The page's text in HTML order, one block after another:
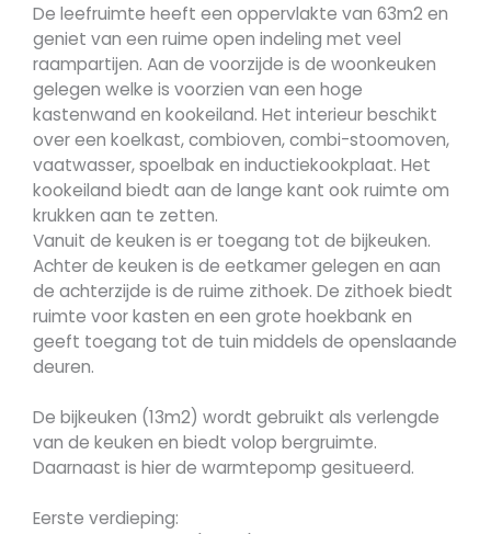
De leefruimte heeft een oppervlakte van 63m2 en
geniet van een ruime open indeling met veel
raampartijen. Aan de voorzijde is de woonkeuken
gelegen welke is voorzien van een hoge
kastenwand en kookeiland. Het interieur beschikt
over een koelkast, combioven, combi-stoomoven,
vaatwasser, spoelbak en inductiekookplaat. Het
kookeiland biedt aan de lange kant ook ruimte om
krukken aan te zetten.
Vanuit de keuken is er toegang tot de bijkeuken.
Achter de keuken is de eetkamer gelegen en aan
de achterzijde is de ruime zithoek. De zithoek biedt
ruimte voor kasten en een grote hoekbank en
geeft toegang tot de tuin middels de openslaande
deuren.
De bijkeuken (13m2) wordt gebruikt als verlengde
van de keuken en biedt volop bergruimte.
Daarnaast is hier de warmtepomp gesitueerd.
Eerste verdieping: